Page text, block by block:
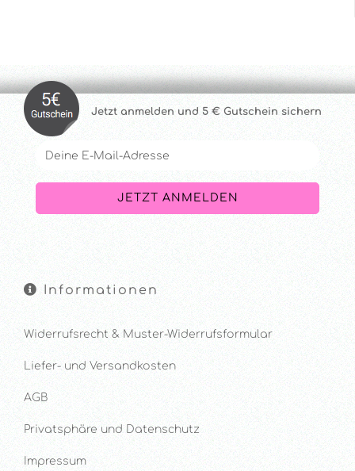
Jetzt anmelden und 5 € Gutschein sichern
Informationen
Widerrufsrecht & Muster-Widerrufsformular
Liefer- und Versandkosten
AGB
Privatsphäre und Datenschutz
Impressum